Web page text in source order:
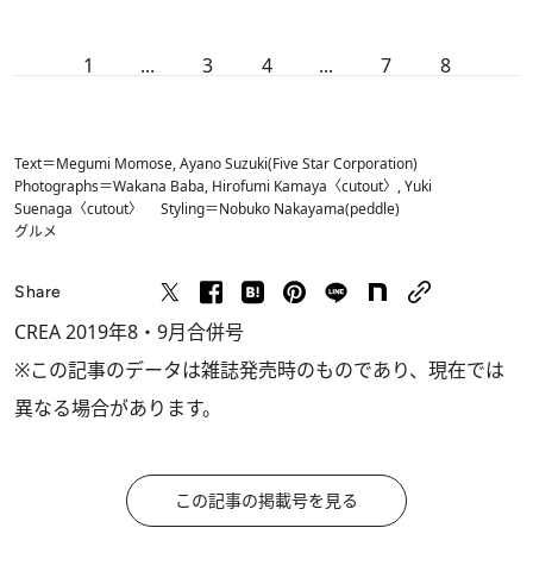
1 ... 3 4 ... 7 8
Text＝Megumi Momose, Ayano Suzuki(Five Star Corporation)
Photographs＝Wakana Baba, Hirofumi Kamaya〈cutout〉, Yuki
Suenaga〈cutout〉 Styling＝Nobuko Nakayama(peddle)
グルメ
Share
CREA 2019年8・9月合併号
※この記事のデータは雑誌発売時のものであり、現在では
異なる場合があります。
この記事の掲載号を見る